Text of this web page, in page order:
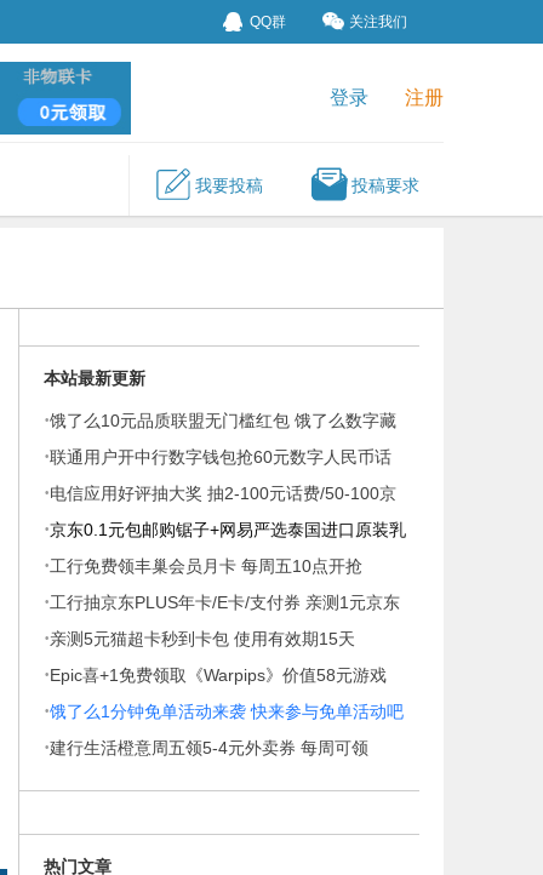
QQ群 关注我们
登录 注册
我要投稿 投稿要求
本站最新更新
·饿了么10元品质联盟无门槛红包 饿了么数字藏
品抽奖
·联通用户开中行数字钱包抢60元数字人民币话
费红包
·电信应用好评抽大奖 抽2-100元话费/50-100京
豆&#160
·京东0.1元包邮购锯子+网易严选泰国进口原装乳
胶枕
·工行免费领丰巢会员月卡 每周五10点开抢
·工行抽京东PLUS年卡/E卡/支付券 亲测1元京东
E卡秒到
·亲测5元猫超卡秒到卡包 使用有效期15天
·Epic喜+1免费领取《Warpips》价值58元游戏
·饿了么1分钟免单活动来袭 快来参与免单活动吧
·建行生活橙意周五领5-4元外卖券 每周可领
热门文章